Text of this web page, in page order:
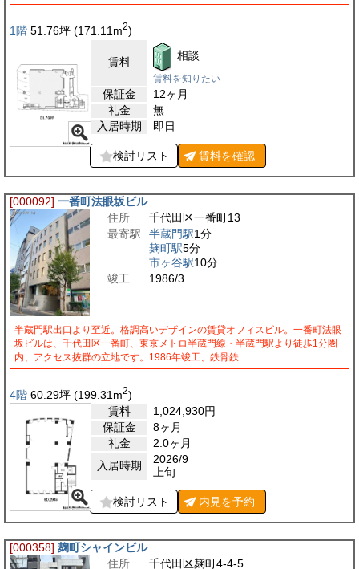
1階 51.76坪 (171.11 m2)
賃料 相談
賃料を知りたい
保証金
12ヶ月
礼金
無
入居時期
即日
検討リスト 賃料を確認
[000092] 一番町法眼坂ビル
住所
千代田区一番町13
最寄駅
半蔵門駅1分
麹町駅5分
市ヶ谷駅10分
竣工
1986/3
半蔵門駅出口より至近。格調高いデザインの賃貸オフィスビル。一番町法眼
坂ビルは、千代田区一番町、東京メトロ半蔵門線・半蔵門駅より徒歩1分圏
内、アクセス抜群の立地です。1986年竣工、鉄骨鉄…
4階 60.29坪 (199.31 m2)
賃料
1,024,930円
保証金
8ヶ月
礼金
2.0ヶ月
入居時期
2026/9
上旬
検討リスト 内見を予約
[000358] 麹町シャインビル
住所
千代田区麹町4-4-5